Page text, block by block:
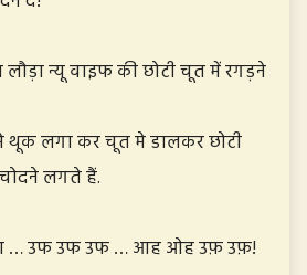
न्यू वाइफ की छोटी चूत में रगड़ने
लगा कर चूत मे डालकर छोटी
लगते हैं.
आ … उफ उफ उफ … आह ओह उफ़ उफ़!